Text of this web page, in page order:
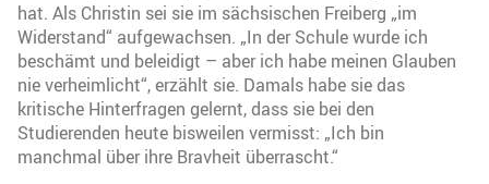
hat. Als Christin sei sie im sächsischen Freiberg „im
Widerstand“ aufgewachsen. „In der Schule wurde ich
beschämt und beleidigt – aber ich habe meinen Glauben
nie verheimlicht“, erzählt sie. Damals habe sie das
kritische Hinterfragen gelernt, dass sie bei den
Studierenden heute bisweilen vermisst: „Ich bin
manchmal über ihre Bravheit überrascht.“